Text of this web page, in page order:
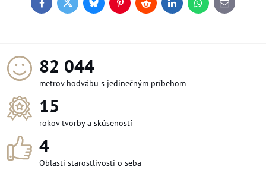
FacebookTwitterBlueskyPinterestReddit LinkedInWhatsApp
E-
mail
97 308
metrov hodvábu s jedinečným príbehom
15
rokov tvorby a skúseností
4
Oblasti starostlivosti o seba